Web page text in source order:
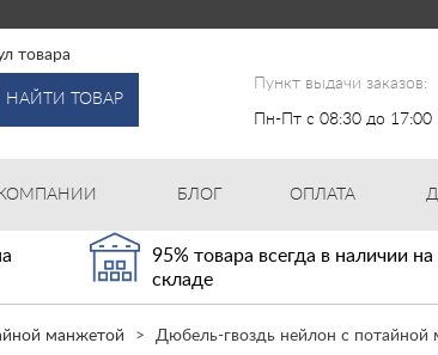
товара
НАЙТИ ТОВАР
Пункт выдачи заказов:
Пн-Пт с 08:30 до 17:00
БЛОГ ОПЛАТА
95% товара всегда в наличии на
складе
манжетой Дюбель-гвоздь нейлон с